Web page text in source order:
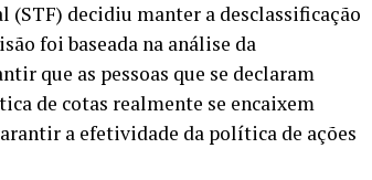
decidiu manter a desclassificação
foi baseada na análise da
que as pessoas que se declaram
de cotas realmente se encaixem
a efetividade da política de ações